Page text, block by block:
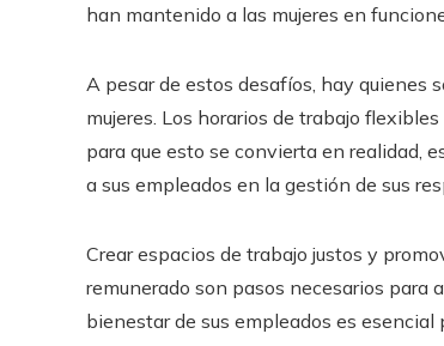
han mantenido a las mujeres en
A pesar de estos desafíos, hay quienes
mujeres. Los horarios de trabajo
para que esto se convierta en realidad,
a sus empleados en la gestión de sus
Crear espacios de trabajo justos y
remunerado son pasos necesarios para
bienestar de sus empleados es